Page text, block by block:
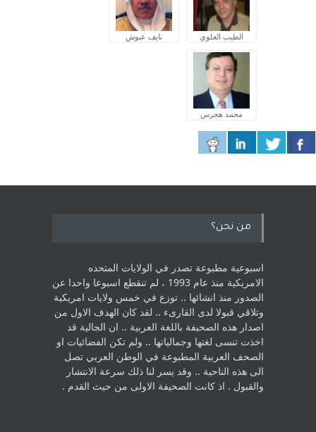
الطيب العلوي نايف عبوش
محمد هجرس
من نحن؟
اسبوعية مطبوعة تصدر في الولايات المتحده
الامريكية منذ عام 1993 ، لم ‏تنقطع اسبوعا واحدا عن
الصدور منذ انشائها .. توزع في خمس ولايات امريكية
‏وتلاقي قبولا لدى القارىء ..‏ لقد كان الهدف الاول من
اصدار هذه الصحيفة باللغة العربية .. ان الجالية قد
اخذت ‏تنسى لغتها وجمالياتها .. ولم تكن الفضائيات او
الصحف العربية المطبوعة في الوطن ‏العربي تصل
الى هذه الناحية .. وقد يسر لنا ذلك سرعة الانتشار
والقبول . اذ كانت ‏الصحيفة الاولى من حيث القدم . ‏